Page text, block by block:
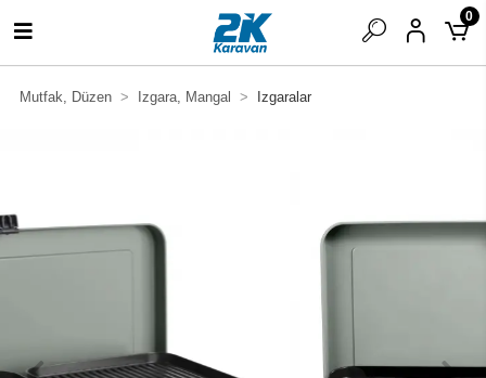
0
Mutfak, Düzen Izgara, Mangal Izgaralar